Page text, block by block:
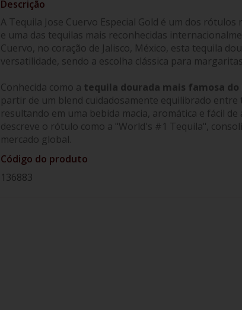
A Tequila Jose Cuervo Especial Gold é um dos
e uma das tequilas mais reconhecidas
Cuervo, no coração de Jalisco, México, esta tequila
versatilidade, sendo a escolha clássica para
Conhecida como a tequila dourada mais famosa do
partir de um blend cuidadosamente equilibrado
resultando em uma bebida macia, aromática e fácil
descreve o rótulo como a "World's #1 Tequila",
mercado global.
Código do produto
136883